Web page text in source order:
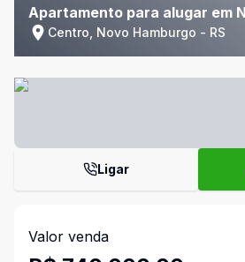
Apartamento para alugar em
Centro, Novo Hamburgo - RS
Ligar
Valor venda